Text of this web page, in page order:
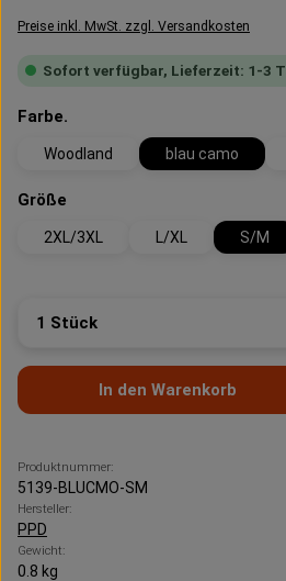
Preise inkl. MwSt. zzgl. Versandkosten
Sofort verfügbar, Lieferzeit: 1-3
Farbe.
Woodland blau camo
Größe
2XL/3XL L/XL S/M
Produkt Anzahl: Gib den
In den Warenkorb
Produktnummer:
5139-BLUCMO-SM
Hersteller:
PPD
Gewicht:
0.8 kg